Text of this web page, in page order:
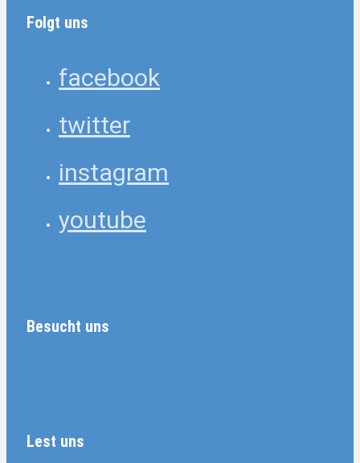
Folgt uns
facebook
twitter
instagram
youtube
Besucht uns
Lest uns